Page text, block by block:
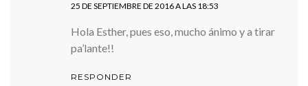
25 DE SEPTIEMBRE DE 2016 A LAS 18:53
Hola Esther, pues eso, mucho ánimo y a tirar
pa’lante!!
RESPONDER